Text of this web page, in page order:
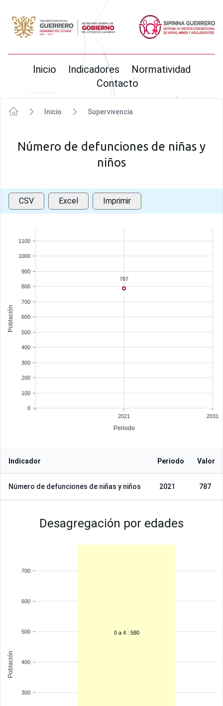
SIPINNA
Inicio Indicadores
Normatividad
Contacto
Inicio Supervivencia
Número de defunciones de niñas y
niños
CSV Excel Imprimir
2021 2031
Periodo
0
100
200
300
400
500
600
700
800
900
1000
1100
Población
787
Indicador Periodo Valor
Número de defunciones de niñas y niños 2021 787
Desagregación por edades
300
400
500
600
700
Población
0 a 4 : 580